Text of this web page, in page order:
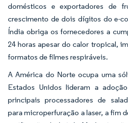
domésticos e exportadores de
crescimento de dois dígitos do e-
Índia obriga os fornecedores a
24 horas apesar do calor tropical,
formatos de filmes respiráveis.
A América do Norte ocupa uma
Estados Unidos lideram a
principais processadores de
para microperfuração a laser, a fim